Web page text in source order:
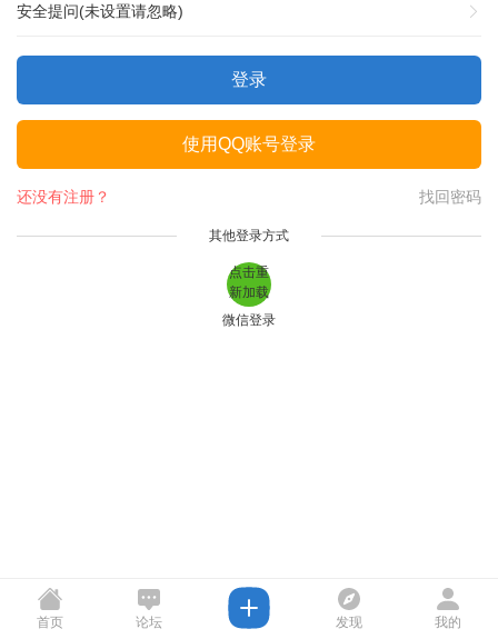
安全提问(未设置请忽略)
登录
使用QQ账号登录
找回密码
还没有注册？
其他登录方式
点击重
新加载
微信登录
首页 论坛 发现 我的